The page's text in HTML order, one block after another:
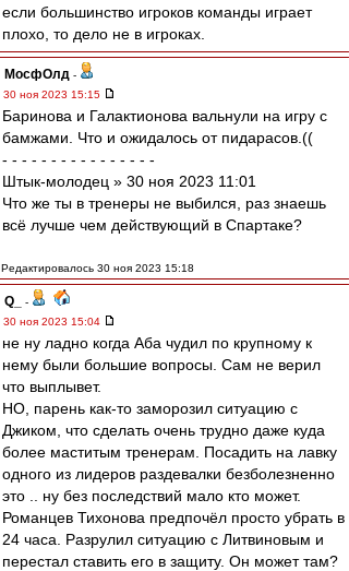
если большинство игроков команды играет
плохо, то дело не в игроках.
МосфОлд -
30 ноя 2023 15:15
Баринова и Галактионова вальнули на игру с
бамжами. Что и ожидалось от пидарасов.((
- - - - - - - - - - - - - - - -
Штык-молодец » 30 ноя 2023 11:01
Что же ты в тренеры не выбился, раз знаешь
всё лучше чем действующий в Спартаке?
Редактировалось 30 ноя 2023 15:18
Q_
-
30 ноя 2023 15:04
не ну ладно когда Аба чудил по крупному к
нему были большие вопросы. Сам не верил
что выплывет.
НО, парень как-то заморозил ситуацию с
Джиком, что сделать очень трудно даже куда
более маститым тренерам. Посадить на лавку
одного из лидеров раздевалки безболезненно
это .. ну без последствий мало кто может.
Романцев Тихонова предпочёл просто убрать в
24 часа. Разрулил ситуацию с Литвиновым и
перестал ставить его в защиту. Он может там?